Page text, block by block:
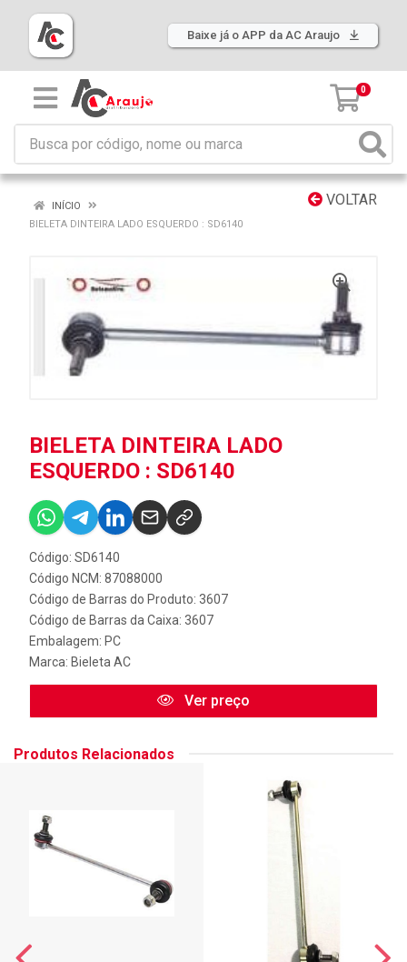
Baixe já o APP da AC Araujo
0
VOLTAR
INÍCIO
BIELETA DINTEIRA LADO ESQUERDO : SD6140
BIELETA DINTEIRA LADO
ESQUERDO : SD6140
Código: SD6140
Código NCM: 87088000
Código de Barras do Produto: 3607
Código de Barras da Caixa: 3607
Embalagem: PC
Marca: Bieleta AC
Ver preço
Produtos Relacionados